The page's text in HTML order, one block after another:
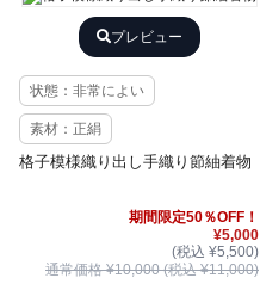
プレビュー
状態：非常によい
素材：正絹
格子模様織り出し手織り節紬着物
期間限定50％OFF！
¥5,000
(税込 ¥5,500)
通常価格 ¥10,000 (税込 ¥11,000)